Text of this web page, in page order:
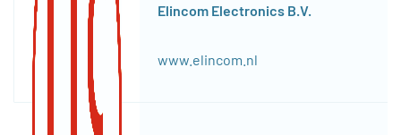
Elincom Electronics B.V.
www.elincom.nl